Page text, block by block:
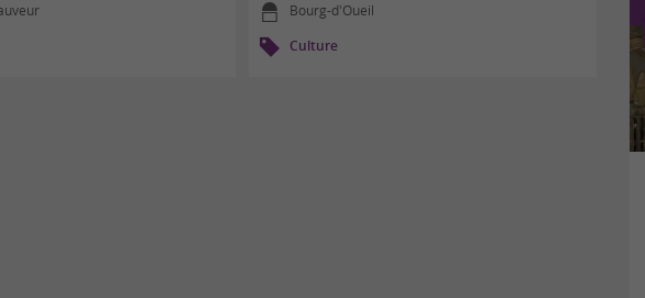
Bourg-d'Oueil
Culture